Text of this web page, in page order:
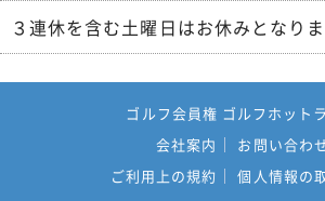
３連休を含む土曜日はお休みとなりま
ゴルフ会員権 ゴルフホット
会社案内
お問い合わ
ご利用上の規約
個人情報の